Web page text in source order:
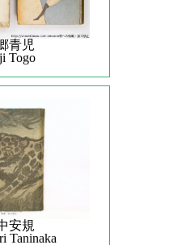
青児
Togo
安規
Taninaka